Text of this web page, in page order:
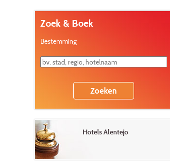
Zoek & Boek
Bestemming
Hotels Alentejo